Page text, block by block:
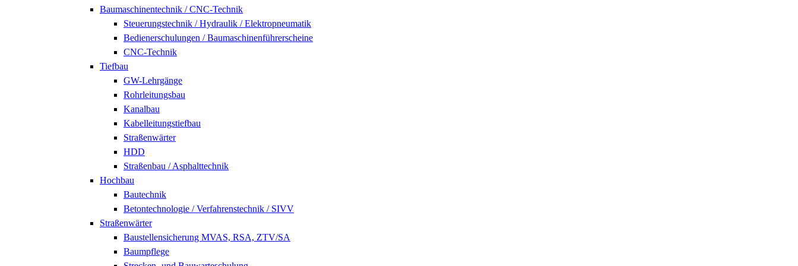
Baumaschinentechnik / CNC-Technik
Steuerungstechnik / Hydraulik / Elektropneumatik
Bedienerschulungen / Baumaschinenführerscheine
CNC-Technik
Tiefbau
GW-Lehrgänge
Rohrleitungsbau
Kanalbau
Kabelleitungstiefbau
Straßenwärter
HDD
Straßenbau / Asphalttechnik
Hochbau
Bautechnik
Betontechnologie / Verfahrenstechnik / SIVV
Straßenwärter
Baustellensicherung MVAS, RSA, ZTV/SA
Baumpflege